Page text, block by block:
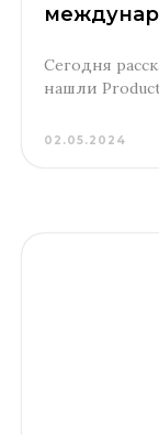
Сегодня
нашли
02.05.2024